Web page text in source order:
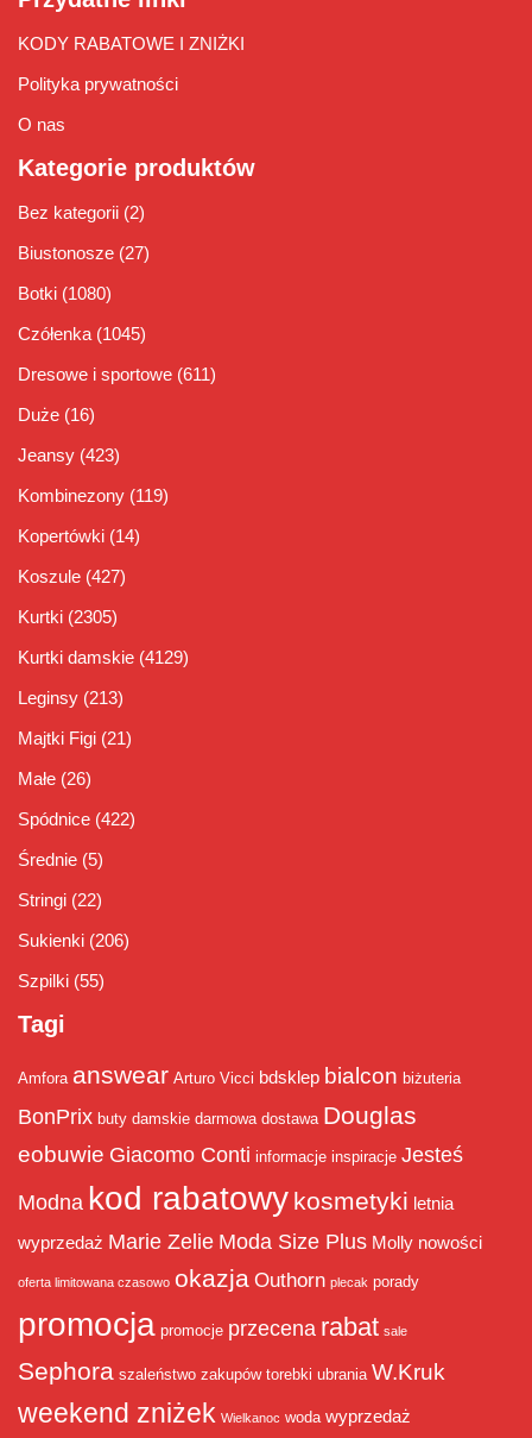
KODY RABATOWE I ZNIŻKI
Polityka prywatności
O nas
Kategorie produktów
Bez kategorii (2)
Biustonosze (27)
Botki (1080)
Czółenka (1045)
Dresowe i sportowe (611)
Duże (16)
Jeansy (423)
Kombinezony (119)
Kopertówki (14)
Koszule (427)
Kurtki (2305)
Kurtki damskie (4129)
Leginsy (213)
Majtki Figi (21)
Małe (26)
Spódnice (422)
Średnie (5)
Stringi (22)
Sukienki (206)
Szpilki (55)
Tagi
Amfora answear Arturo Vicci bdsklep bialcon biżuteria
BonPrix buty damskie darmowa dostawa Douglas
eobuwie Giacomo Conti informacje inspiracje Jesteś
Modna kod rabatowy kosmetyki letnia
wyprzedaż Marie Zelie Moda Size Plus Molly nowości
oferta limitowana czasowo okazja Outhorn plecak porady
promocja promocje przecena rabat sale
Sephora szaleństwo zakupów torebki ubrania W.Kruk
weekend zniżek Wielkanoc woda wyprzedaż